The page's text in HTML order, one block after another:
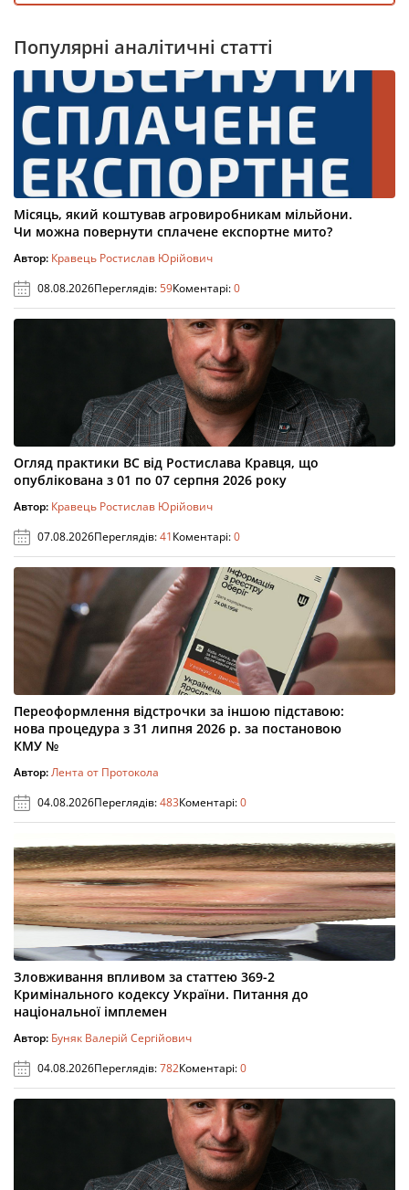
Популярні аналітичні статті
Місяць, який коштував агровиробникам мільйони.
Чи можна повернути сплачене експортне мито?
Автор: Кравець Ростислав Юрійович
08.08.2026Переглядів:59Коментарі:0
Огляд практики ВС від Ростислава Кравця, що
опублікована з 01 по 07 серпня 2026 року
Автор: Кравець Ростислав Юрійович
07.08.2026Переглядів:41Коментарі:0
Переоформлення відстрочки за іншою підставою:
нова процедура з 31 липня 2026 р. за постановою
КМУ №
Автор:Лента от Протокола
04.08.2026Переглядів:483Коментарі:0
Зловживання впливом за статтею 369-2
Кримінального кодексу України. Питання до
національної імплемен
Автор: Буняк Валерій Сергійович
04.08.2026Переглядів:782Коментарі:0